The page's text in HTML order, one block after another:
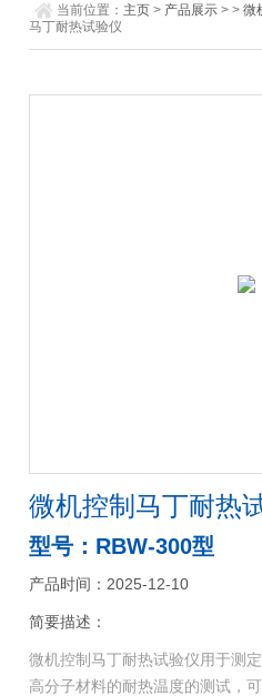
当前位置： 主页 > 产品展示 > >微
马丁耐热试验仪
微机控制马丁耐热
型号：RBW-300型
产品时间：2025-12-10
简要描述：
微机控制马丁耐热试验仪用于测
高分子材料的耐热温度的测试，